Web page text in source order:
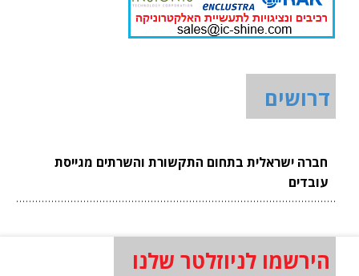
דרושים
חברה ישראלית בתחום התקשורת והשרתים מגייסת
עובדים
הירשמו לניוזלטר שלנו